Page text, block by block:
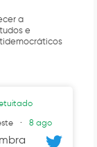
a
e
· 8 ago